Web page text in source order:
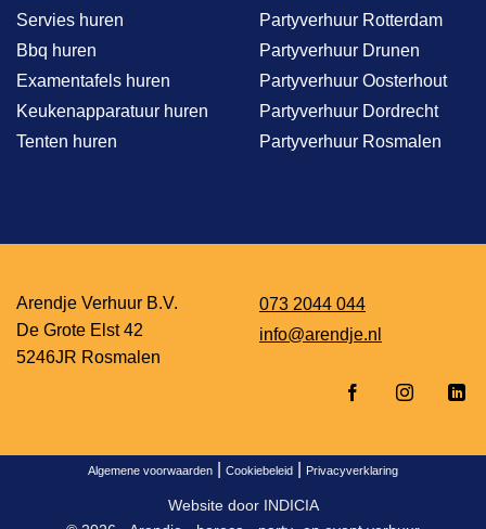
Servies huren
Bbq huren
Examentafels huren
Keukenapparatuur huren
Tenten huren
Partyverhuur Rotterdam
Partyverhuur Drunen
Partyverhuur Oosterhout
Partyverhuur Dordrecht
Partyverhuur Rosmalen
Arendje Verhuur B.V.
De Grote Elst 42
5246JR Rosmalen
073 2044 044
info@arendje.nl
Algemene voorwaarden Cookiebeleid Privacyverklaring
Website door INDICIA